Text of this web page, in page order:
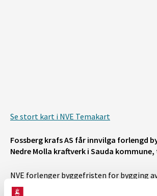
Se stort kart i NVE Temakart
Fossberg krafs AS får innvilga forlengd
Nedre Molla kraftverk i Sauda kommune,
NVE forlenger byggefristen for bygging
kraftverk med inntil fem år, til 09.04.2028